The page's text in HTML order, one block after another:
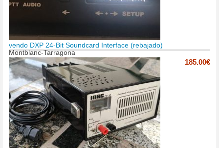
vendo DXP 24-Bit Soundcard Interface (rebajado)
Montblanc-Tarragona
185.00€